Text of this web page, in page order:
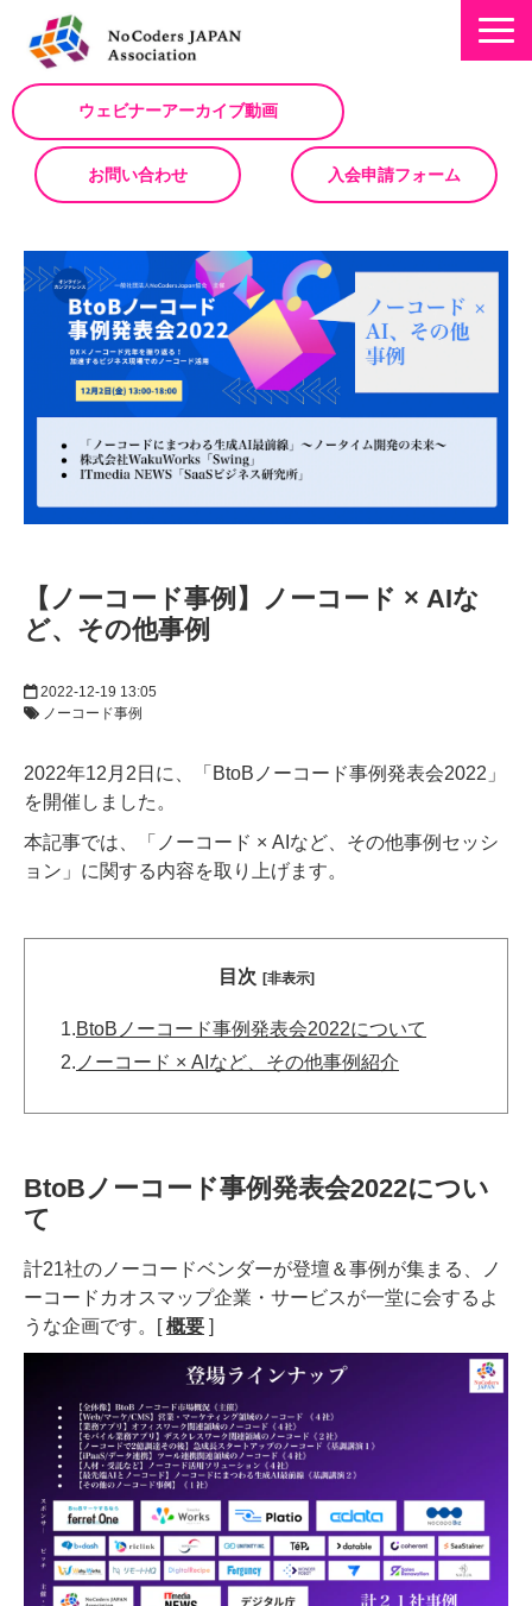
ウェビナーアーカイブ動画
お問い合わせ 入会申請フォーム
ミッション
お知らせ/NEWS
NoCodeサミット
イベント一覧
No Code サービスを動画で紹介
【ノーコード事例】ノーコード × AIな
ど、その他事例
2022-12-19 13:05
ノーコード事例
2022年12月2日に、「BtoBノーコード事例発表会2022」
を開催しました。
本記事では、「ノーコード × AIなど、その他事例セッシ
ョン」に関する内容を取り上げます。
目次 [非表示]
1.BtoBノーコード事例発表会2022について
2. ノーコード × AIなど、その他事例紹介
BtoBノーコード事例発表会2022につい
て
計21社のノーコードベンダーが登壇＆事例が集まる、ノ
ーコードカオスマップ企業・サービスが一堂に会するよ
うな企画です。[概要 ]